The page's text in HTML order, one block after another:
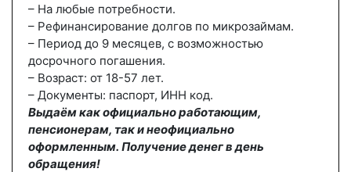
– На любые потребности.
– Рефинансирование долгов по микрозаймам.
– Период до 9 месяцев, с возможностью
досрочного погашения.
– Возраст: от 18-57 лет.
– Документы: паспорт, ИНН код.
Выдаём как официально работающим,
пенсионерам, так и неофициально
оформленным. Получение денег в день
обращения!